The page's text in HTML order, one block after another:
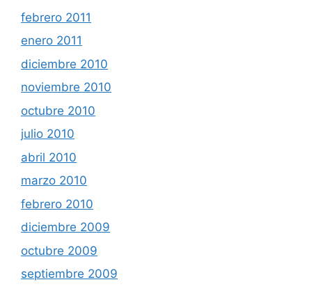
febrero 2011
enero 2011
diciembre 2010
noviembre 2010
octubre 2010
julio 2010
abril 2010
marzo 2010
febrero 2010
diciembre 2009
octubre 2009
septiembre 2009